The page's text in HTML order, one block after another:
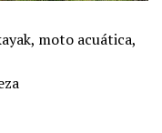
moto acuática,